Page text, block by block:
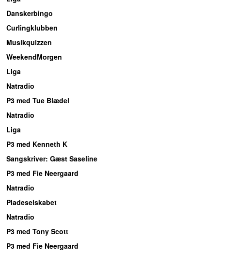
Danskerbingo
Curlingklubben
Musikquizzen
WeekendMorgen
Liga
Natradio
P3 med Tue Blædel
Natradio
Liga
P3 med Kenneth K
Sangskriver: Gæst Saseline
P3 med Fie Neergaard
Natradio
Pladeselskabet
Natradio
P3 med Tony Scott
P3 med Fie Neergaard